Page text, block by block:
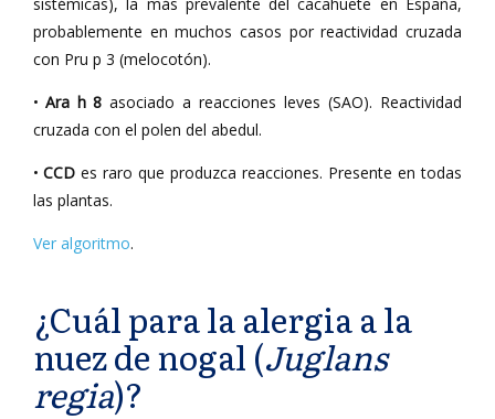
probablemente en muchos casos por reactividad cruzada
con Pru p 3 (melocotón).
• Ara h 8 asociado a reacciones leves (SAO). Reactividad
cruzada con el polen del abedul.
• CCD es raro que produzca reacciones. Presente en todas
las plantas.
Ver algoritmo.
¿Cuál para la alergia a la
nuez de nogal (Juglans
regia)?